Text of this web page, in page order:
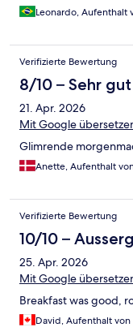
Leonardo, Aufenthalt
Verifizierte Bewertung
8/10 – Sehr gut
21. Apr. 2026
Mit Google
Glimrende
Anette, Aufenthalt
Verifizierte Bewertung
10/10 –
25. Apr. 2026
Mit Google
Breakfast was good,
David, Aufenthalt